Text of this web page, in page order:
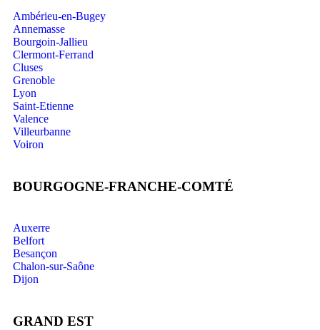
Ambérieu-en-Bugey
Annemasse
Bourgoin-Jallieu
Clermont-Ferrand
Cluses
Grenoble
Lyon
Saint-Etienne
Valence
Villeurbanne
Voiron
BOURGOGNE-FRANCHE-COMTÉ
Auxerre
Belfort
Besançon
Chalon-sur-Saône
Dijon
GRAND EST